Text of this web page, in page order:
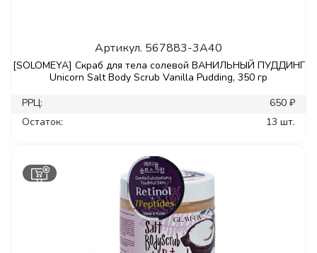
Артикул. 567883-3A40
[SOLOMEYA] Скраб для тела солевой ВАНИЛЬНЫЙ ПУДДИНГ
Unicorn Salt Body Scrub Vanilla Pudding, 350 гр
РРЦ:
650 ₽
Остаток:
13 шт.